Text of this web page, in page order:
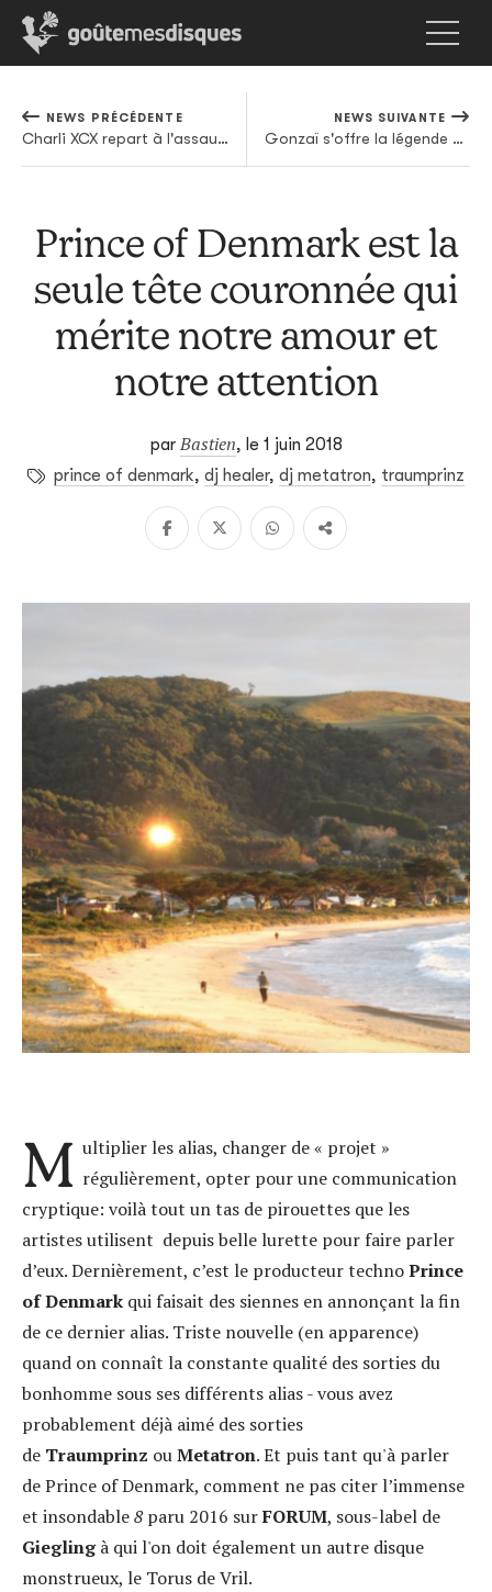
NEWS PRÉCÉDENTE
Charli XCX repart à l'assaut de nos playlists
NEWS SUIVANTE
Gonzaï s'offre la légende Terry Riley pour sa rentrée
Prince of Denmark est la
seule tête couronnée qui
mérite notre amour et
notre attention
parBastien, le 1 juin 2018
prince of denmark, dj healer, dj metatron, traumprinz
M ultiplier les alias, changer de « projet »
régulièrement, opter pour une communication
cryptique: voilà tout un tas de pirouettes que les
artistes utilisent depuis belle lurette pour faire parler
d’eux. Dernièrement, c’est le producteur technoPrince
of Denmark qui faisait des siennes en annonçant la fin
de ce dernier alias. Triste nouvelle (en apparence)
quand on connaît la constante qualité des sorties du
bonhomme sous ses différents alias - vous avez
probablement déjà aimé des sorties
de Traumprinz ouMetatron. Et puis tant qu'à parler
de Prince of Denmark, comment ne pas citer l’immense
et insondable8 paru 2016 surFORUM, sous-label de
Gieglingà qui l'on doit également un autre disque
monstrueux, le Torus de Vril.